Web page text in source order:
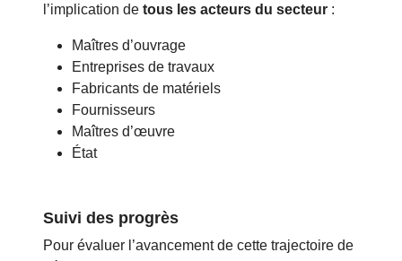
l’implication de tous les acteurs du secteur :
Maîtres d’ouvrage
Entreprises de travaux
Fabricants de matériels
Fournisseurs
Maîtres d’œuvre
État
Suivi des progrès
Pour évaluer l’avancement de cette trajectoire de